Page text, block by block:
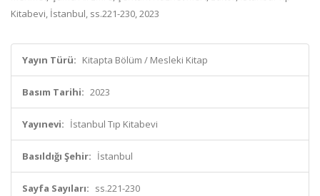
Kitabevi, İstanbul, ss.221-230, 2023
Yayın Türü: Kitapta Bölüm / Mesleki Kitap
Basım Tarihi: 2023
Yayınevi: İstanbul Tıp Kitabevi
Basıldığı Şehir: İstanbul
Sayfa Sayıları: ss.221-230